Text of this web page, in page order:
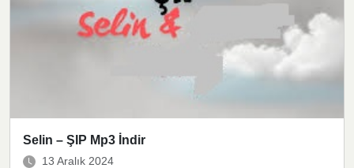
Selin – ŞIP Mp3 İndir
13 Aralık 2024